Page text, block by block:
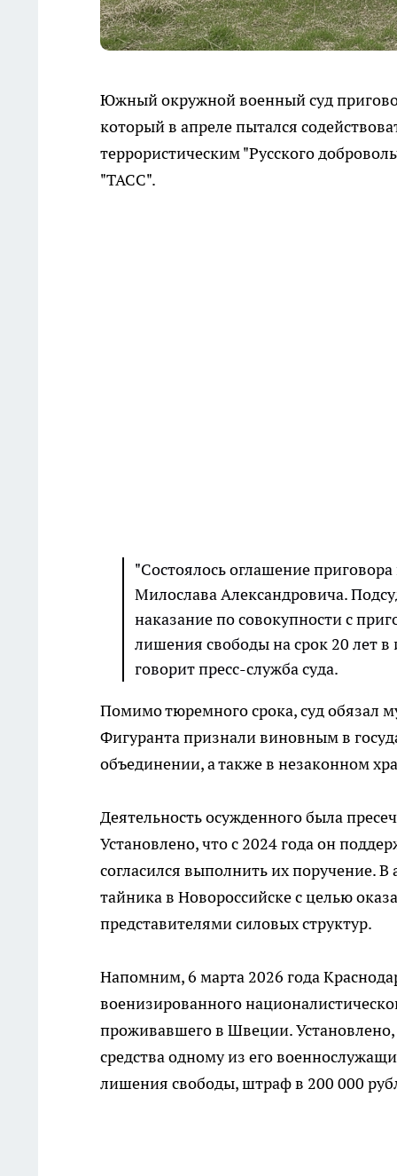
Южный окружной военный суд
который в апреле пытался
террористическим "Русского
"ТАСС".
"Состоялось оглашение
Милослава Александровича.
наказание по совокупности с
лишения свободы на срок 20 лет
говорит пресс-служба суда.
Помимо тюремного срока, суд обязал
Фигуранта признали виновным в
объединении, а также в незаконном
Деятельность осужденного была
Установлено, что с 2024 года он
согласился выполнить их поручение. В
тайника в Новороссийске с целью
представителями силовых структур.
Напомним, 6 марта 2026 года
военизированного
проживавшего в Швеции. Установлено,
средства одному из его
лишения свободы, штраф в 200 000